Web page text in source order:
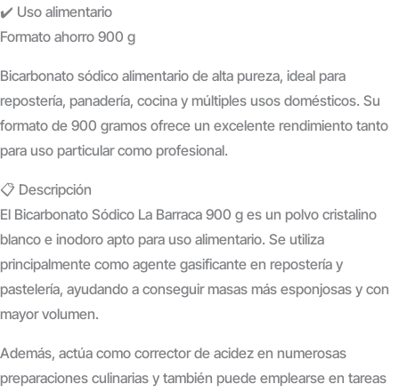
✔️ Uso alimentario
Formato ahorro 900 g
Bicarbonato sódico alimentario de alta pureza, ideal para
repostería, panadería, cocina y múltiples usos domésticos. Su
formato de 900 gramos ofrece un excelente rendimiento tanto
para uso particular como profesional.
📋 Descripción
El Bicarbonato Sódico La Barraca 900 g es un polvo cristalino
blanco e inodoro apto para uso alimentario. Se utiliza
principalmente como agente gasificante en repostería y
pastelería, ayudando a conseguir masas más esponjosas y con
mayor volumen.
Además, actúa como corrector de acidez en numerosas
preparaciones culinarias y también puede emplearse en tareas